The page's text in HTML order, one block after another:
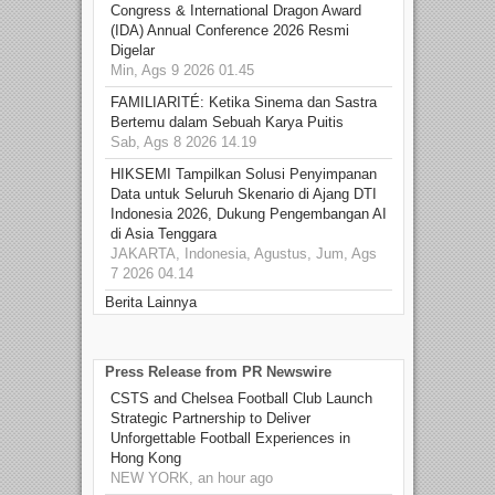
Congress & International Dragon Award
(IDA) Annual Conference 2026 Resmi
Digelar
Min, Ags 9 2026 01.45
FAMILIARITÉ: Ketika Sinema dan Sastra
Bertemu dalam Sebuah Karya Puitis
Sab, Ags 8 2026 14.19
HIKSEMI Tampilkan Solusi Penyimpanan
Data untuk Seluruh Skenario di Ajang DTI
Indonesia 2026, Dukung Pengembangan AI
di Asia Tenggara
JAKARTA, Indonesia, Agustus, Jum, Ags
7 2026 04.14
Berita Lainnya
Press Release from PR Newswire
CSTS and Chelsea Football Club Launch
Strategic Partnership to Deliver
Unforgettable Football Experiences in
Hong Kong
NEW YORK, an hour ago